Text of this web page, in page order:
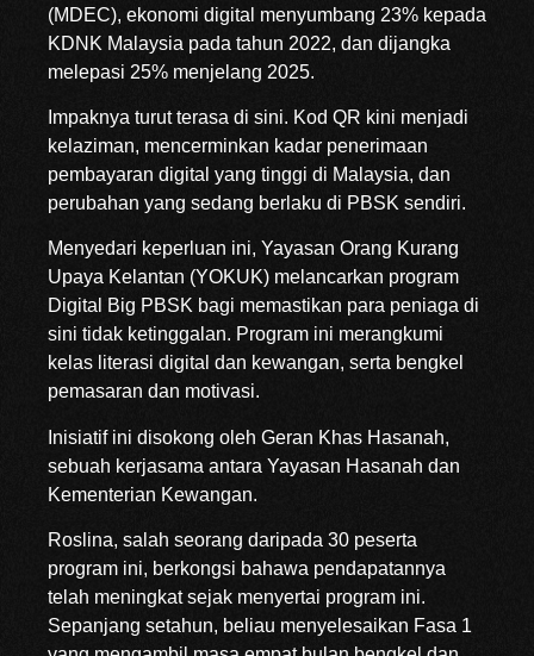
(MDEC), ekonomi digital menyumbang 23% kepada
KDNK Malaysia pada tahun 2022, dan dijangka
melepasi 25% menjelang 2025.
Impaknya turut terasa di sini. Kod QR kini menjadi
kelaziman, mencerminkan kadar penerimaan
pembayaran digital yang tinggi di Malaysia, dan
perubahan yang sedang berlaku di PBSK sendiri.
Menyedari keperluan ini, Yayasan Orang Kurang
Upaya Kelantan (YOKUK) melancarkan program
Digital Big PBSK bagi memastikan para peniaga di
sini tidak ketinggalan. Program ini merangkumi
kelas literasi digital dan kewangan, serta bengkel
pemasaran dan motivasi.
Inisiatif ini disokong oleh Geran Khas Hasanah,
sebuah kerjasama antara Yayasan Hasanah dan
Kementerian Kewangan.
Roslina, salah seorang daripada 30 peserta
program ini, berkongsi bahawa pendapatannya
telah meningkat sejak menyertai program ini.
Sepanjang setahun, beliau menyelesaikan Fasa 1